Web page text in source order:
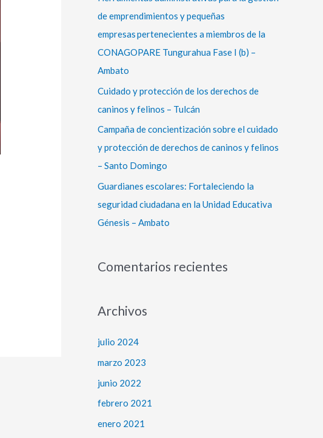
de emprendimientos y pequeñas
empresas pertenecientes a miembros de la
CONAGOPARE Tungurahua Fase I (b) –
Ambato
Cuidado y protección de los derechos de
caninos y felinos – Tulcán
Campaña de concientización sobre el cuidado
y protección de derechos de caninos y felinos
– Santo Domingo
Guardianes escolares: Fortaleciendo la
seguridad ciudadana en la Unidad Educativa
Génesis – Ambato
Comentarios recientes
Archivos
julio 2024
marzo 2023
junio 2022
febrero 2021
enero 2021